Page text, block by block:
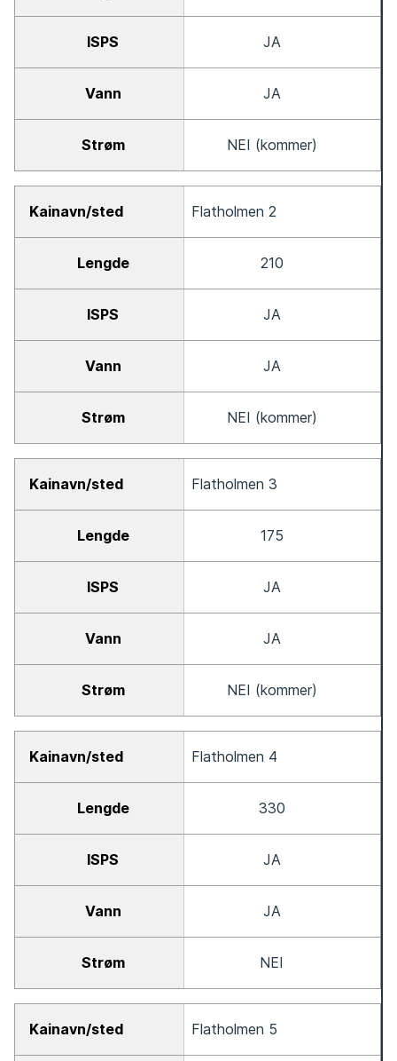
JA
JA
NEI (kommer)
Flatholmen 2
210
JA
JA
NEI (kommer)
Flatholmen 3
175
JA
JA
NEI (kommer)
Flatholmen 4
330
JA
JA
NEI
Flatholmen 5